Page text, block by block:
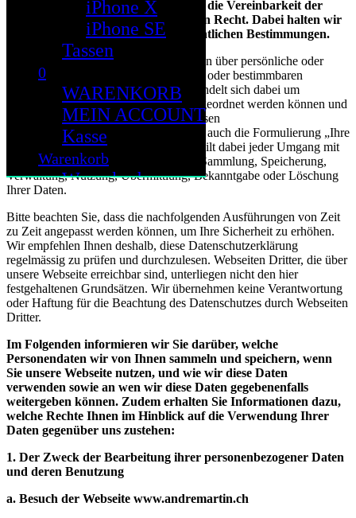
iPhone X
iPhone SE
Tassen
0
WARENKORB
MEIN ACCOUNT
Kasse
Warenkorb
Warenkorb
Mein Konto
Kasse
Cloud
Ihrer personenbezogenen Daten und die Vereinbarkeit der
Datenverarbeitung mit dem geltenden Recht. Dabei halten wir
uns an die geltenden datenschutzrechtlichen Bestimmungen.
„Personendaten“ sind alle Einzelangaben über persönliche oder
sachliche Verhältnisse einer bestimmten oder bestimmbaren
natürlichen Person. Das bedeutet, es handelt sich dabei um
Informationen, die Ihnen persönlich zugeordnet werden können und
etwas über Sie aussagen können. In diesen
Datenschutzbestimmungen wird hierfür auch die Formulierung „Ihre
Daten“ verwendet. Als „Bearbeitung“ gilt dabei jeder Umgang mit
Ihren Daten, so insbesondere auch die Sammlung, Speicherung,
Verwaltung, Nutzung, Übermittlung, Bekanntgabe oder Löschung
Ihrer Daten.
Bitte beachten Sie, dass die nachfolgenden Ausführungen von Zeit
zu Zeit angepasst werden können, um Ihre Sicherheit zu erhöhen.
Wir empfehlen Ihnen deshalb, diese Datenschutzerklärung
regelmässig zu prüfen und durchzulesen. Webseiten Dritter, die über
unsere Webseite erreichbar sind, unterliegen nicht den hier
festgehaltenen Grundsätzen. Wir übernehmen keine Verantwortung
oder Haftung für die Beachtung des Datenschutzes durch Webseiten
Dritter.
Im Folgenden informieren wir Sie darüber, welche
Personendaten wir von Ihnen sammeln und speichern, wenn
Sie unsere Webseite nutzen, und wie wir diese Daten
verwenden sowie an wen wir diese Daten gegebenenfalls
weitergeben können. Zudem erhalten Sie Informationen dazu,
welche Rechte Ihnen im Hinblick auf die Verwendung Ihrer
Daten gegenüber uns zustehen:
1. Der Zweck der Bearbeitung ihrer personenbezogener Daten
und deren Benutzung
a. Besuch der Webseite www.andremartin.ch